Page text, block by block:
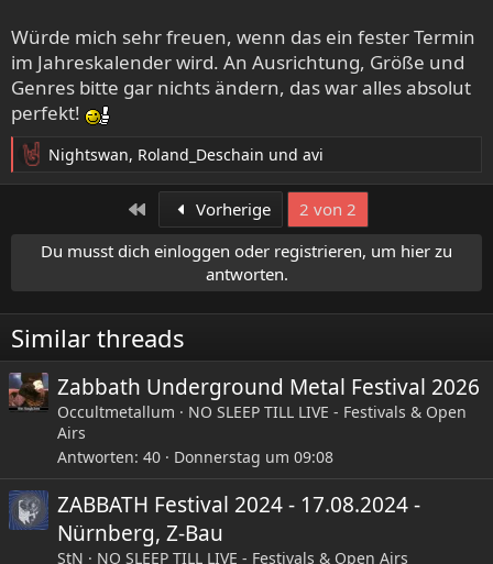
Würde mich sehr freuen, wenn das ein fester Termin
im Jahreskalender wird. An Ausrichtung, Größe und
Genres bitte gar nichts ändern, das war alles absolut
perfekt!
R
e
o
n
e
n
:
Nightswan, Roland_Deschain und avi
Erste Vorherige
2 von 2
Du musst dich einloggen oder registrieren, um hier zu
antworten.
Similar threads
Zabbath Underground Metal Festival 2026
Occultmetallum
NO SLEEP TILL LIVE - Festivals & Open
Airs
Antworten 40 Donnerstag um 09:08
ZABBATH Festival 2024 - 17.08.2024 -
Nürnberg, Z-Bau
StN
NO SLEEP TILL LIVE - Festivals & Open Airs